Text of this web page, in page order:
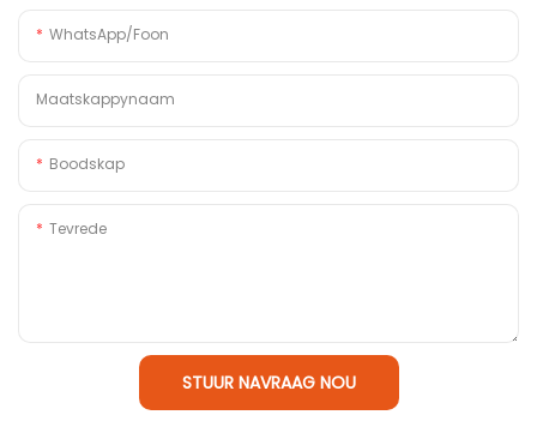
WhatsApp/foon
Maatskappynaam
Boodskap
Tevrede
STUUR NAVRAAG NOU